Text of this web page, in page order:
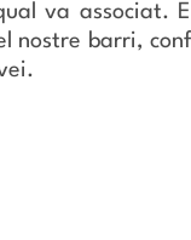
va associat.
nostre barri,